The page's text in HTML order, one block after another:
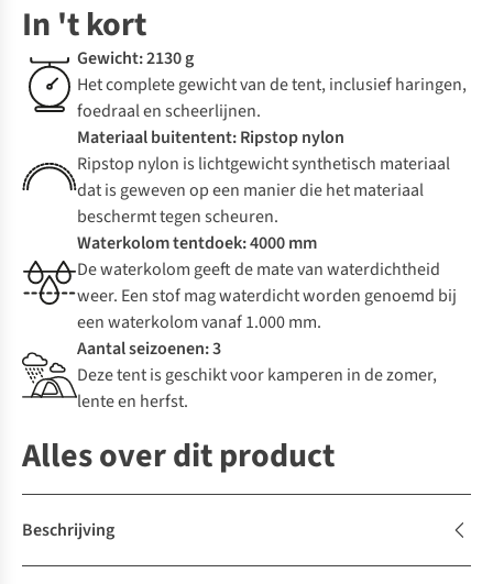
In 't kort
Gewicht: 2130 g
Het complete gewicht van de tent, inclusief haringen,
foedraal en scheerlijnen.
Materiaal buitentent: Ripstop nylon
Ripstop nylon is lichtgewicht synthetisch materiaal
dat is geweven op een manier die het materiaal
beschermt tegen scheuren.
Waterkolom tentdoek: 4000 mm
De waterkolom geeft de mate van waterdichtheid
weer. Een stof mag waterdicht worden genoemd bij
een waterkolom vanaf 1.000 mm.
Aantal seizoenen: 3
Deze tent is geschikt voor kamperen in de zomer,
lente en herfst.
Alles over dit product
Beschrijving